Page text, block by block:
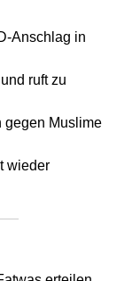
Anschlag in
ruft zu
Muslime
wieder